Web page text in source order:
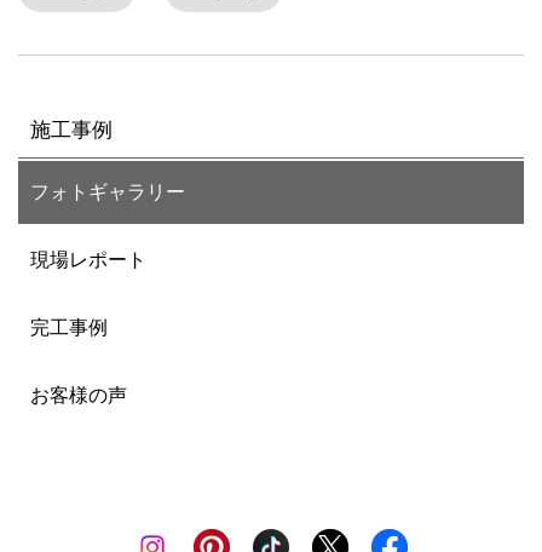
施工事例
フォトギャラリー
現場レポート
完工事例
お客様の声